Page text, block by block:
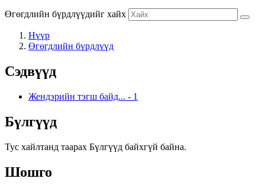
Өгөгдлийн бүрдлүүдийг хайх
Нүүр
Өгөгдлийн бүрдлүүд
Сэдвүүд
Жендэрийн тэгш байд... - 1
Бүлгүүд
Тус хайлтанд таарах Бүлгүүд байхгүй байна.
Шошго